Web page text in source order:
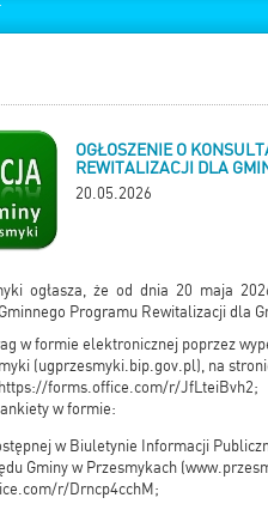
OGŁOSZENIE O
REWITALIZACJI DLA
20.05.2026
ogłasza, że od dnia 20 maja
Programu Rewitalizacji dla
w formie elektronicznej poprzez
(ugprzesmyki.bip.gov.pl), na
https://forms.office.com/r/JfLteiBvh2;
w formie:
w Biuletynie Informacji
Gminy w Przesmykach (
r/Drncp4cchM ;